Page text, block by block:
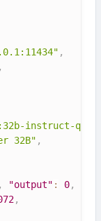
,
,
instruct-
32B" ,
, "output" : 0,
,